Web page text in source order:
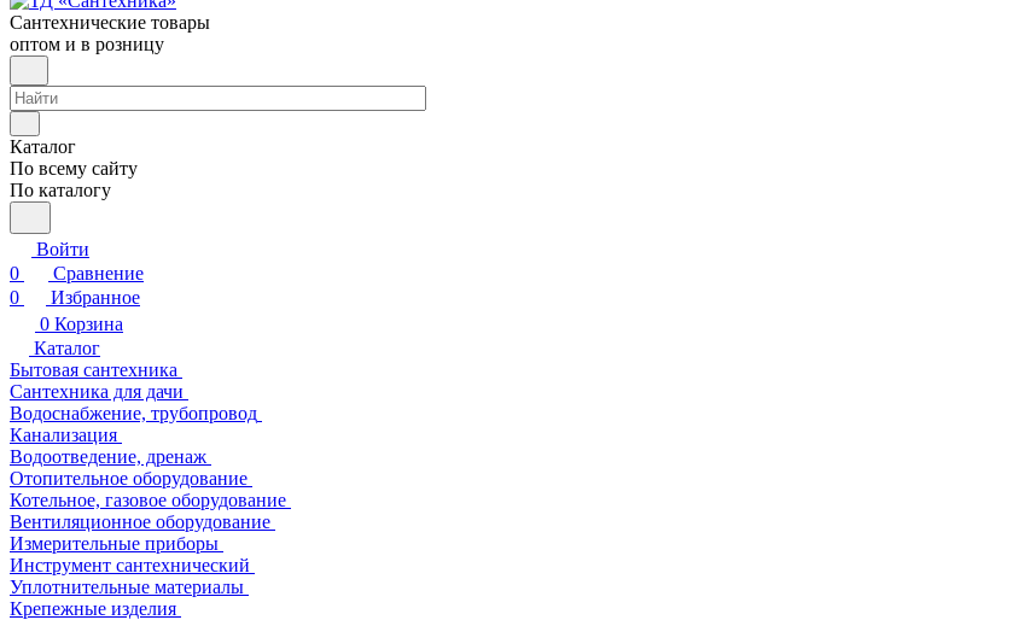
Сантехнические товары
оптом и в розницу
Каталог
По всему сайту
По каталогу
Войти
0
Сравнение
0
Избранное
0 Корзина
Каталог
Бытовая сантехника
Сантехника для дачи
Водоснабжение, трубопровод
Канализация
Водоотведение, дренаж
Отопительное оборудование
Котельное, газовое оборудование
Вентиляционное оборудование
Измерительные приборы
Инструмент сантехнический
Уплотнительные материалы
Крепежные изделия